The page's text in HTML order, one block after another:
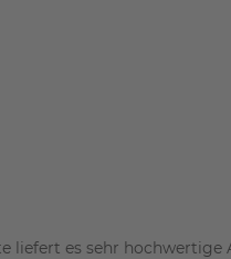
liefert es sehr hochwertige